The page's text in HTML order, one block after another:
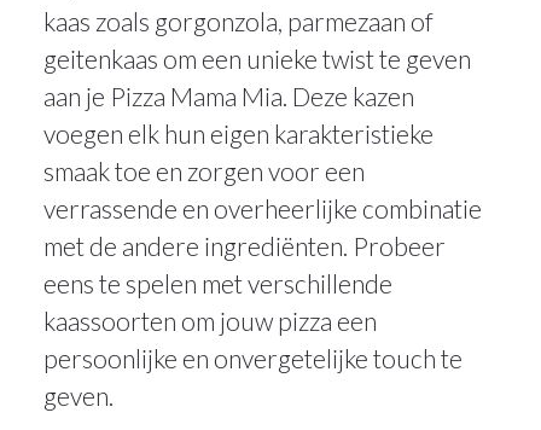
kaas zoals gorgonzola, parmezaan of
geitenkaas om een unieke twist te geven
aan je Pizza Mama Mia. Deze kazen
voegen elk hun eigen karakteristieke
smaak toe en zorgen voor een
verrassende en overheerlijke combinatie
met de andere ingrediënten. Probeer
eens te spelen met verschillende
kaassoorten om jouw pizza een
persoonlijke en onvergetelijke touch te
geven.